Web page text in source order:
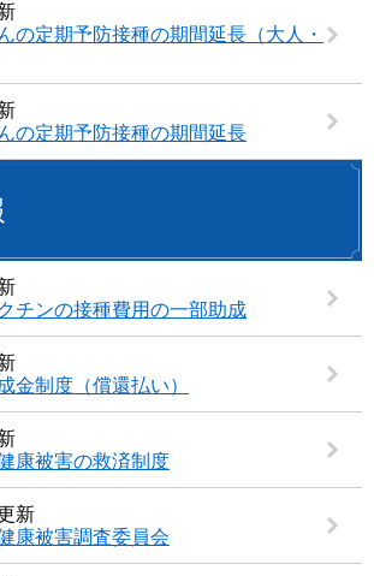
の定期予防接種の期間延長（大人・
の定期予防接種の期間延長
チンの接種費用の一部助成
金制度（償還払い）
康被害の救済制度
新
康被害調査委員会